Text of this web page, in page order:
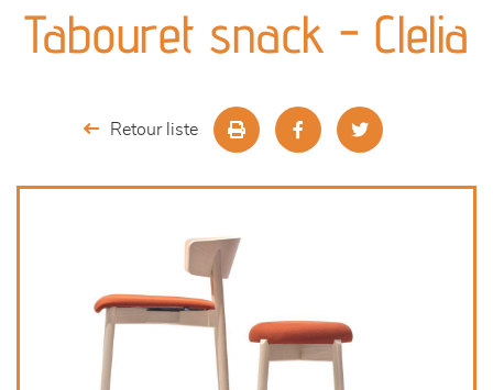
séjours
chambres et dressing
décoration
Tabouret snack - Clelia
Retour liste